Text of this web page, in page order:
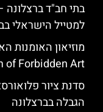
בתי חב"ד
למטייל הישראלי
מוזיאון האומנות
of Forbidden Art
סדנת ציור
הגבלה בברצלונה